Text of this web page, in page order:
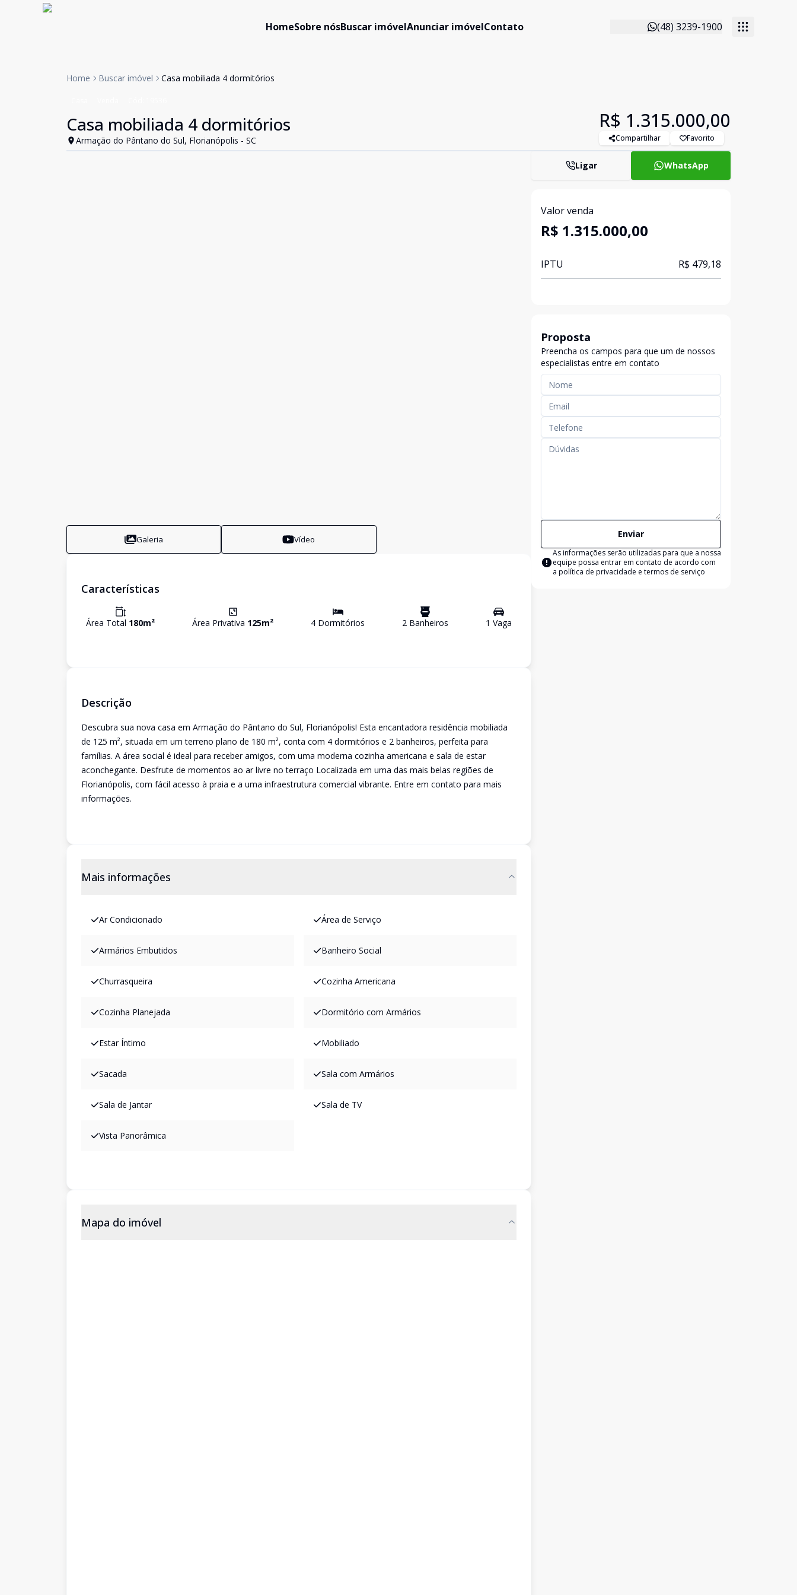
HomeSobre nósBuscar imóvelAnunciar imóvelContato (48) 3239-1900
Home Buscar imóvel Casa mobiliada 4 dormitórios
Casa mobiliada 4 dormitórios
Armação do Pântano do Sul, Florianópolis - SC
R$ 1.315.000,00
Compartilhar Favorito
Galeria Vídeo
Características
Área Total 180m² Área Privativa 125m² 4 Dormitórios 2 Banheiros 1 Vaga
Descrição
Descubra sua nova casa em Armação do Pântano do Sul, Florianópolis! Esta encantadora residência mobiliada
de 125 m², situada em um terreno plano de 180 m², conta com 4 dormitórios e 2 banheiros, perfeita para
famílias. A área social é ideal para receber amigos, com uma moderna cozinha americana e sala de estar
aconchegante. Desfrute de momentos ao ar livre no terraço Localizada em uma das mais belas regiões de
Florianópolis, com fácil acesso à praia e a uma infraestrutura comercial vibrante. Entre em contato para mais
informações.
Mais informações
Ar Condicionado Área de Serviço
Armários Embutidos Banheiro Social
Churrasqueira Cozinha Americana
Cozinha Planejada Dormitório com Armários
Estar Íntimo Mobiliado
Sacada Sala com Armários
Sala de Jantar Sala de TV
Vista Panorâmica
Mapa do imóvel
Ligar WhatsApp
Valor venda
R$ 1.315.000,00
IPTU R$ 479,18
Proposta
Preencha os campos para que um de nossos
especialistas entre em contato
Enviar
As informações serão utilizadas para que a nossa
equipe possa entrar em contato de acordo com
a política de privacidade e termos de serviço